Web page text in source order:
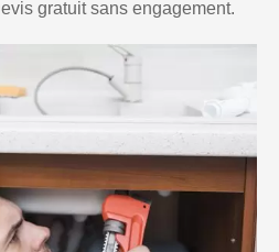
gratuit sans engagement.